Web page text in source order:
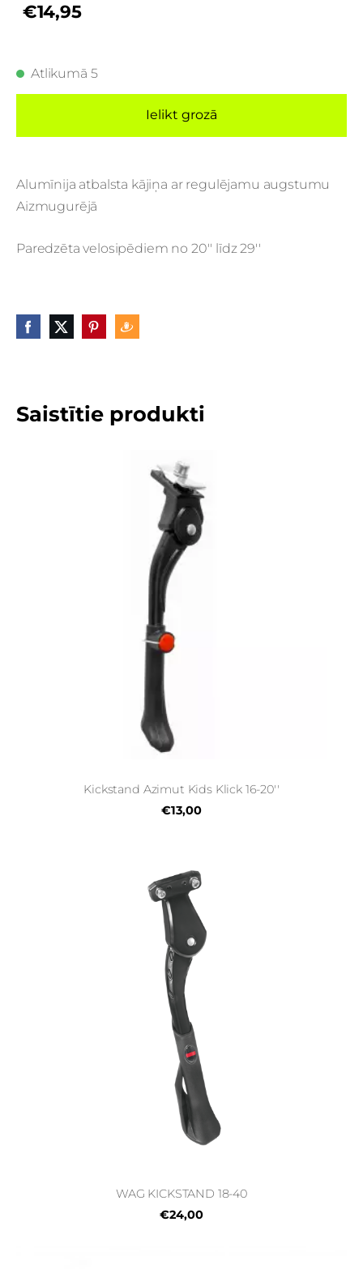
€14,95
Atlikumā 5
Ielikt grozā
Alumīnija atbalsta kājiņa ar regulējamu augstumu
Aizmugurējā
Paredzēta velosipēdiem no 20'' līdz 29''
Saistītie produkti
Kickstand Azimut Kids Klick 16-20''
€13,00
WAG KICKSTAND 18-40
€24,00